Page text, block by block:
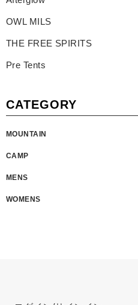
OWL MILS
THE FREE SPIRITS
Pre Tents
CATEGORY
MOUNTAIN
CAMP
MENS
WOMENS